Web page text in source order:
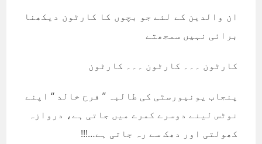
ان والدین کے لئے جو بچوں کا کارٹون دیکھنا
برائی نہیں سمجھتے
کارٹون ۔۔۔ کارٹون ۔۔۔ کارٹون
پنجاب یونیورسٹی کی طالبہ ’’ فرح خالد ‘‘ اپنے
نوٹس لینے دوسرے کمرے میں جاتی ہے، دروازہ
کھولتی اور دھک سے رہ جاتی ہے…!!!